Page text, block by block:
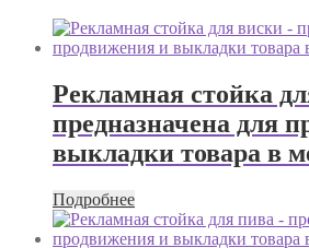
Рекламная стойка
предназначена для
выкладки товара в
Подробнее